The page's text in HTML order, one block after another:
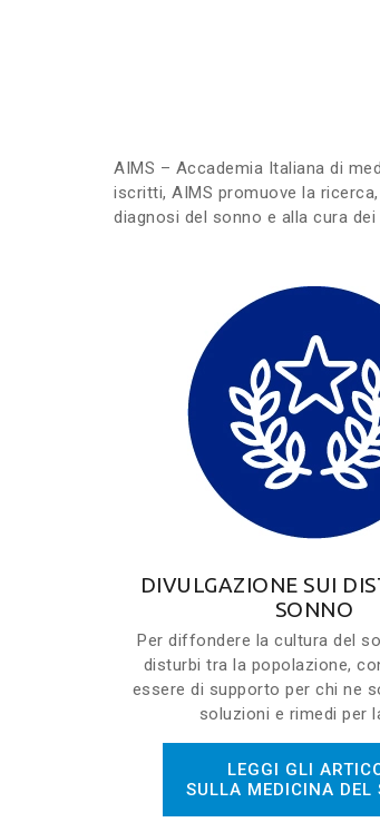
AIMS – Accademia Italiana di
iscritti, AIMS promuove la
diagnosi del sonno e alla cura
DIVULGAZIONE SUI
SONNO
Per diffondere la cultura del
disturbi tra la popolazione,
essere di supporto per chi ne
soluzioni e rimedi per
LEGGI GLI
SULLA MEDICINA DEL